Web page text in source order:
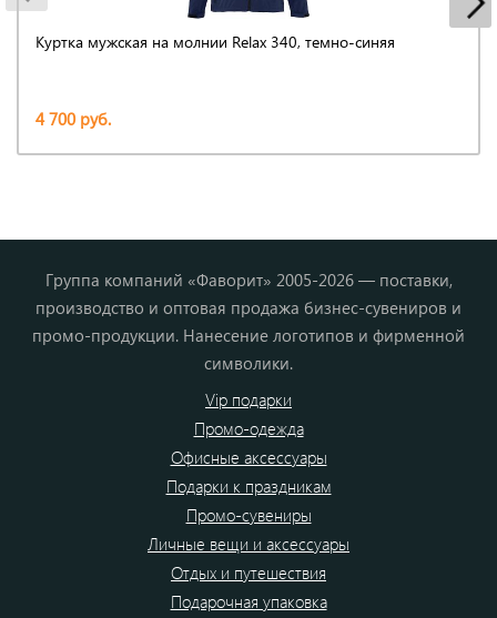
Куртка мужская на молнии Relax 340, темно-синяя
4 700 руб.
Группа компаний «Фаворит» 2005-2026 — поставки,
производство и оптовая продажа бизнес-сувениров и
промо-продукции. Нанесение логотипов и фирменной
символики.
Vip подарки
Промо-одежда
Офисные аксессуары
Подарки к праздникам
Промо-сувениры
Личные вещи и аксессуары
Отдых и путешествия
Подарочная упаковка